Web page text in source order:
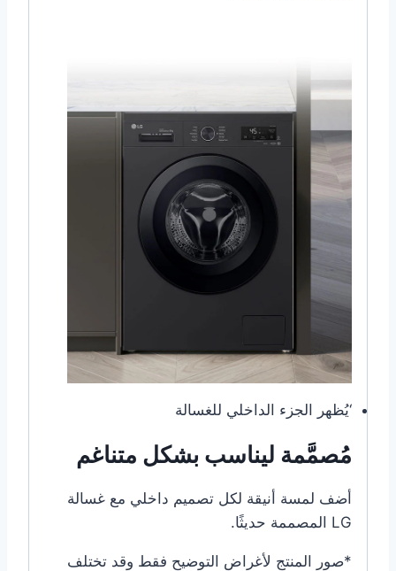
‘يُظهر الجزء الداخلي للغسالة
مُصمَّمة ليناسب بشكل متناغم
أضف لمسة أنيقة لكل تصميم داخلي مع غسالة
LG المصممة حديثًا.
*صور المنتج لأغراض التوضيح فقط وقد تختلف